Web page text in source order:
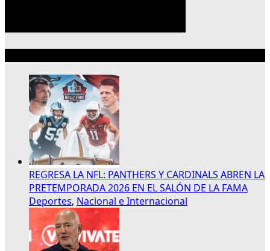
REGRESA LA NFL: PANTHERS Y CARDINALS ABREN LA
PRETEMPORADA 2026 EN EL SALÓN DE LA FAMA
Deportes, Nacional e Internacional